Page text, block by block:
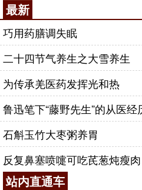
最新
巧用药膳调失眠
二十四节气养生之大雪养生
为传承羌医药发挥光和热
鲁迅笔下“藤野先生”的从医经
石斛玉竹大枣粥养胃
反复鼻塞喷嚏可吃芪葱炖瘦肉
站内直通车